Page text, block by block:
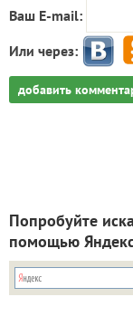
Ваш E-mail:
Или через:
добавить
Попробуйте
помощью